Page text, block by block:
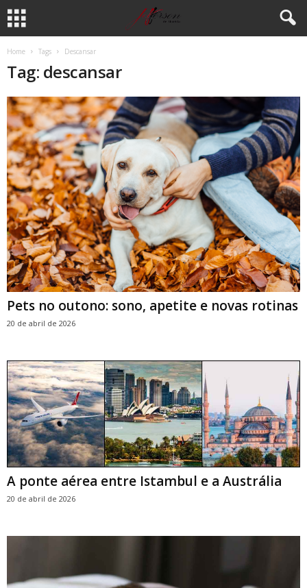
Home Tags Descansar
Tag: descansar
Pets no outono: sono, apetite e novas rotinas
20 de abril de 2026
A ponte aérea entre Istambul e a Austrália
20 de abril de 2026